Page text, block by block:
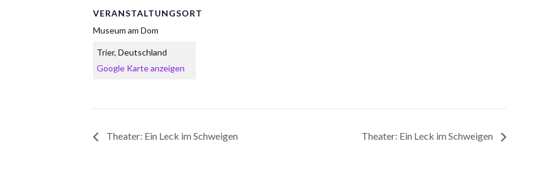
VERANSTALTUNGSORT
Museum am Dom
Trier, Deutschland
Google Karte anzeigen
Theater: Ein Leck im Schweigen Theater: Ein Leck im Schweigen